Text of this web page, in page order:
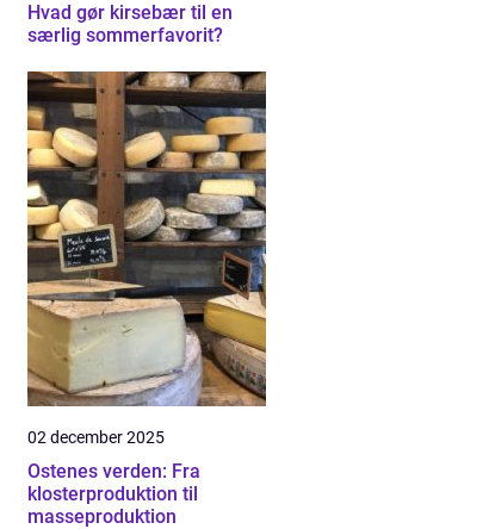
Hvad gør kirsebær til en
særlig sommerfavorit?
02 december 2025
Ostenes verden: Fra
klosterproduktion til
masseproduktion